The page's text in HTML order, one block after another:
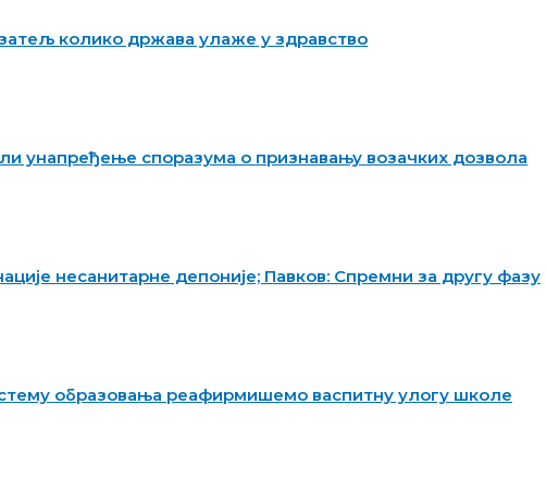
колико држава улаже у здравство
унапређење споразума о признавању возачких дозвола
несанитарне депоније; Павков: Спремни за другу фазу
образовања реафирмишемо васпитну улогу школе